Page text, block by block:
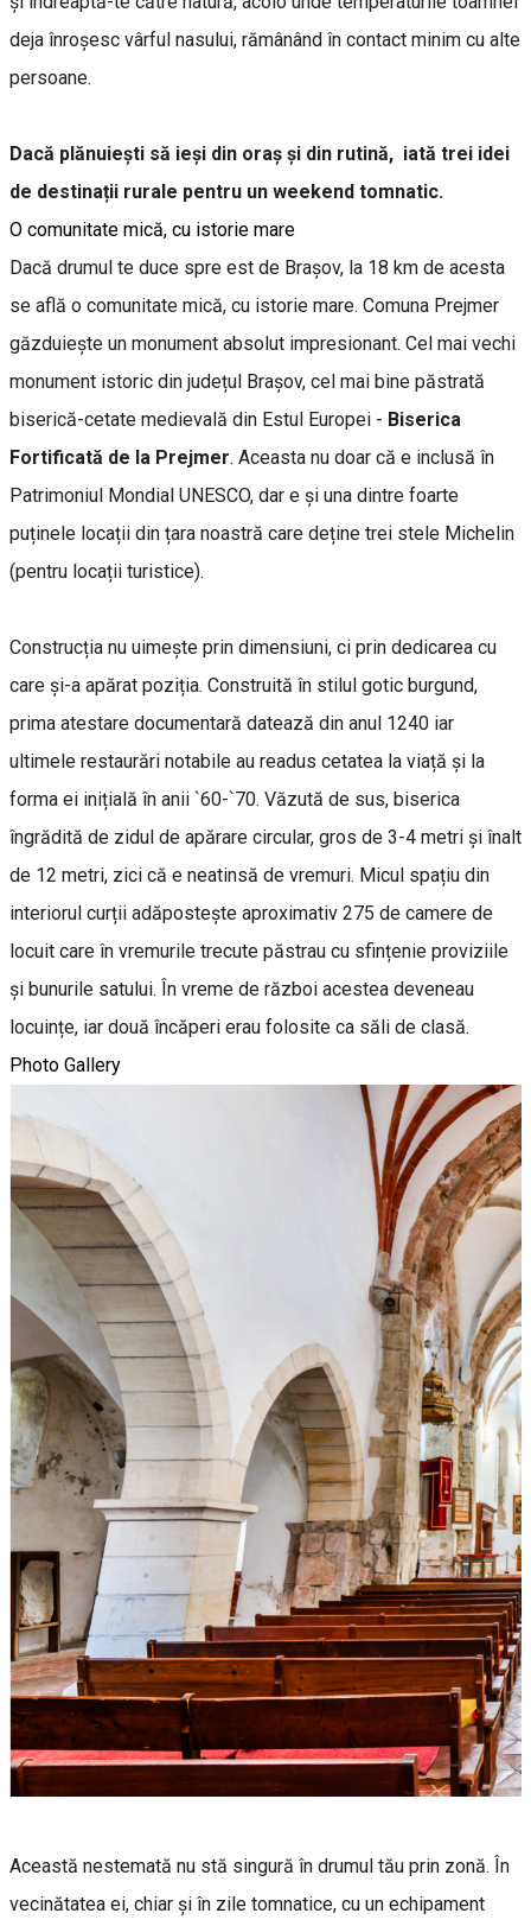
deja înroșesc vârful nasului, rămânând în contact minim cu alte
persoane.
Dacă plănuiești să ieși din oraș și din rutină, iată trei idei
de destinații rurale pentru un weekend tomnatic.
O comunitate mică, cu istorie mare
Dacă drumul te duce spre est de Brașov, la 18 km de acesta
se află o comunitate mică, cu istorie mare. Comuna Prejmer
găzduiește un monument absolut impresionant. Cel mai vechi
monument istoric din județul Brașov, cel mai bine păstrată
biserică-cetate medievală din Estul Europei - Biserica
Fortificată de la Prejmer. Aceasta nu doar că e inclusă în
Patrimoniul Mondial UNESCO, dar e și una dintre foarte
puținele locații din țara noastră care deține trei stele Michelin
(pentru locații turistice).
Construcția nu uimește prin dimensiuni, ci prin dedicarea cu
care și-a apărat poziția. Construită în stilul gotic burgund,
prima atestare documentară datează din anul 1240 iar
ultimele restaurări notabile au readus cetatea la viață și la
forma ei inițială în anii `60-`70. Văzută de sus, biserica
îngrădită de zidul de apărare circular, gros de 3-4 metri și înalt
de 12 metri, zici că e neatinsă de vremuri. Micul spațiu din
interiorul curții adăpostește aproximativ 275 de camere de
locuit care în vremurile trecute păstrau cu sfințenie proviziile
și bunurile satului. În vreme de război acestea deveneau
locuințe, iar două încăperi erau folosite ca săli de clasă.
Photo Gallery
Această nestemată nu stă singură în drumul tău prin zonă. În
vecinătatea ei, chiar și în zile tomnatice, cu un echipament